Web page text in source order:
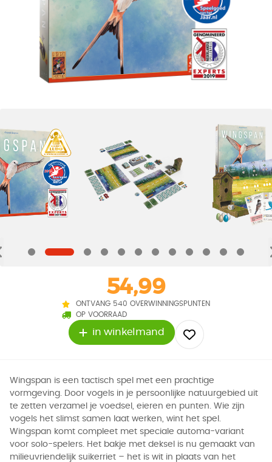
54,99
ONTVANG 540 OVERWINNINGSPUNTEN
OP VOORRAAD
in winkelmand
Wingspan is een tactisch spel met een prachtige
vormgeving. Door vogels in je persoonlijke natuurgebied uit
te zetten verzamel je voedsel, eieren en punten. Wie zijn
vogels het slimst samen laat werken, wint het spel.
Wingspan komt compleet met speciale automa-variant
voor solo-spelers. Het bakje met deksel is nu gemaakt van
milieuvriendelijk suikerriet – het is wit in plaats van het